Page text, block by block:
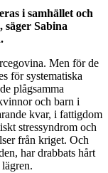
i samhället och
Sabina
Men för de
för systematiska
plågsamma
och barn i
kvar, i fattigdom
stressyndrom och
från kriget. Och
har drabbats hårt